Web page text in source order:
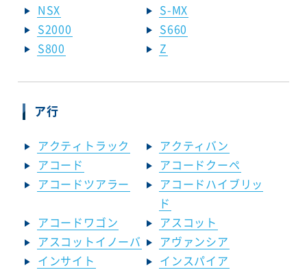
NSX
S-MX
S2000
S660
S800
Z
ア行
アクティトラック
アクティバン
アコード
アコードクーペ
アコードツアラー
アコードハイブリッ
ド
アコードワゴン
アスコット
アスコットイノーバ
アヴァンシア
インサイト
インスパイア